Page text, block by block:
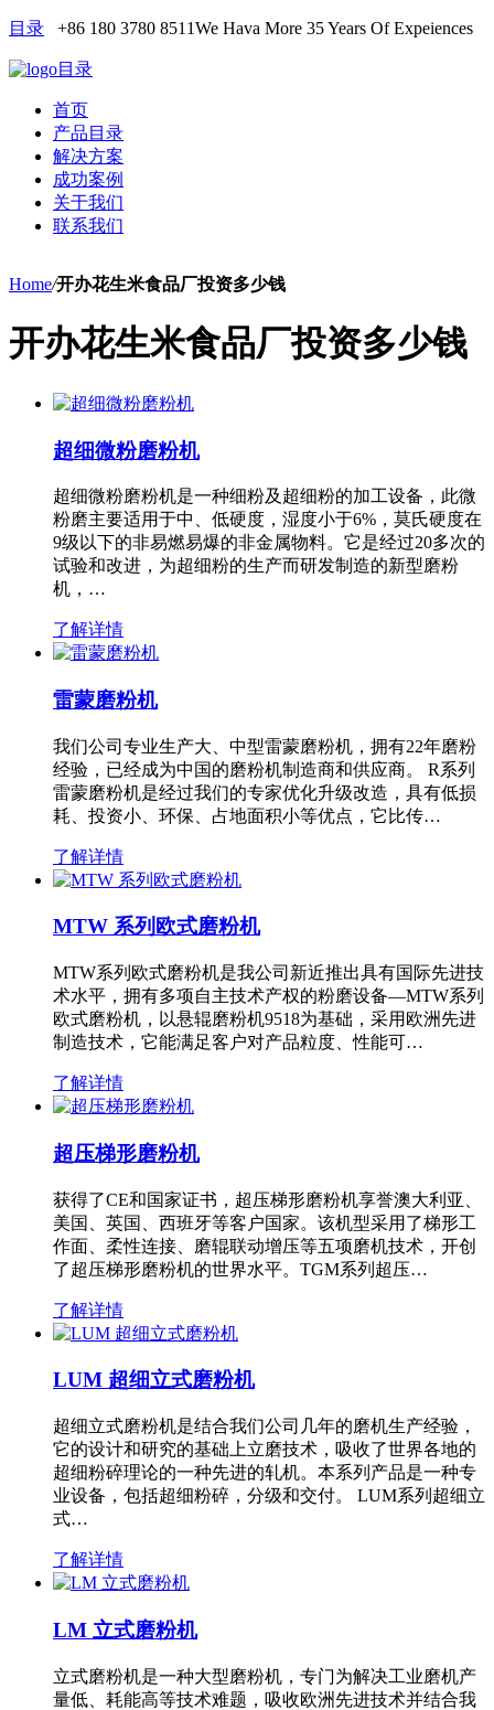
目录 +86 180 3780 8511We Hava More 35 Years Of Expeiences
目录
首页
产品目录
解决方案
成功案例
关于我们
联系我们
Home/开办花生米食品厂投资多少钱
开办花生米食品厂投资多少钱
超细微粉磨粉机
超细微粉磨粉机是一种细粉及超细粉的加工设备，此微
粉磨主要适用于中、低硬度，湿度小于6%，莫氏硬度在
9级以下的非易燃易爆的非金属物料。它是经过20多次的
试验和改进，为超细粉的生产而研发制造的新型磨粉
机，…
了解详情
雷蒙磨粉机
我们公司专业生产大、中型雷蒙磨粉机，拥有22年磨粉
经验，已经成为中国的磨粉机制造商和供应商。 R系列
雷蒙磨粉机是经过我们的专家优化升级改造，具有低损
耗、投资小、环保、占地面积小等优点，它比传…
了解详情
MTW 系列欧式磨粉机
MTW系列欧式磨粉机是我公司新近推出具有国际先进技
术水平，拥有多项自主技术产权的粉磨设备—MTW系列
欧式磨粉机，以悬辊磨粉机9518为基础，采用欧洲先进
制造技术，它能满足客户对产品粒度、性能可…
了解详情
超压梯形磨粉机
获得了CE和国家证书，超压梯形磨粉机享誉澳大利亚、
美国、英国、西班牙等客户国家。该机型采用了梯形工
作面、柔性连接、磨辊联动增压等五项磨机技术，开创
了超压梯形磨粉机的世界水平。TGM系列超压…
了解详情
LUM 超细立式磨粉机
超细立式磨粉机是结合我们公司几年的磨机生产经验，
它的设计和研究的基础上立磨技术，吸收了世界各地的
超细粉碎理论的一种先进的轧机。本系列产品是一种专
业设备，包括超细粉碎，分级和交付。 LUM系列超细立
式…
了解详情
LM 立式磨粉机
立式磨粉机是一种大型磨粉机，专门为解决工业磨机产
量低、耗能高等技术难题，吸收欧洲先进技术并结合我